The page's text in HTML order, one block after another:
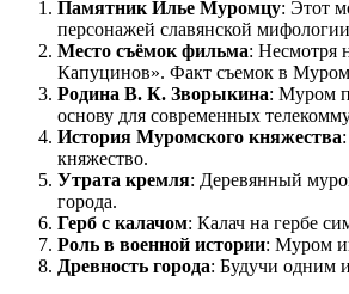
Памятник Илье Муромцу: Этот
персонажей славянской
Место съёмок фильма: Несмотря
Капуцинов». Факт съемок в
Родина В. К. Зворыкина: Муром
основу для современных
История Муромского княжества
княжество.
Утрата кремля: Деревянный
города.
Герб с калачом: Калач на гербе
Роль в военной истории: Муром
Древность города: Будучи одним